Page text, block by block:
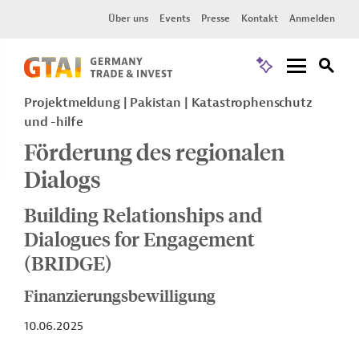
Über uns Events Presse Kontakt Anmelden
Projektmeldung Pakistan
Katastrophenschutz
und -hilfe
Förderung des regionalen
Dialogs
Building Relationships and
Dialogues for Engagement
(BRIDGE)
Finanzierungsbewilligung
10.06.2025